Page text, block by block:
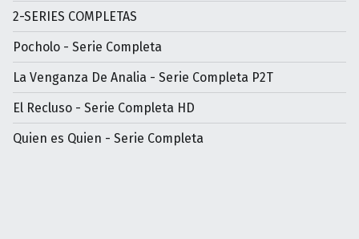
2-SERIES COMPLETAS
Pocholo - Serie Completa
La Venganza De Analia - Serie Completa P2T
El Recluso - Serie Completa HD
Quien es Quien - Serie Completa